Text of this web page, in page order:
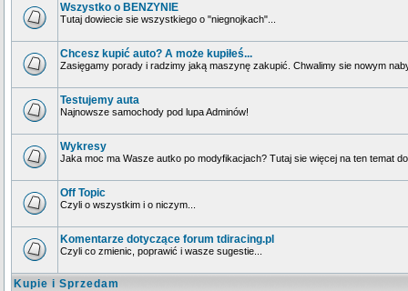
Wszystko o BENZYNIE
Tutaj dowiecie sie wszystkiego o "niegnojkach"...
Chcesz kupić auto? A może kupiłeś...
Zasięgamy porady i radzimy jaką maszynę zakupić. Chwalimy sie nowym
Testujemy auta
Najnowsze samochody pod lupa Adminów!
Wykresy
Jaka moc ma Wasze autko po modyfikacjach? Tutaj sie więcej na ten temat
Off Topic
Czyli o wszystkim i o niczym...
Komentarze dotyczące forum tdiracing.pl
Czyli co zmienic, poprawić i wasze sugestie...
Kupie i Sprzedam